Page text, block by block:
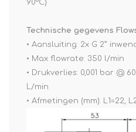
90°C)
Technische gegevens
• Aansluiting: 2x G 2”
• Max flowrate: 350 l/min
• Drukverlies: 0,001 bar @
L/min
• Afmetingen (mm): L1=22,